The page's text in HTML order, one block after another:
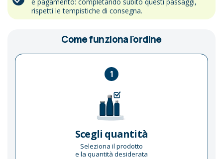
rispetti le tempistiche di consegna.
Come funziona l'ordine
1
Scegli quantità
Seleziona il prodotto
e la quantità desiderata